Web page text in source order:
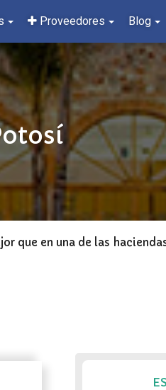
Proveedores Blog
que en una de las